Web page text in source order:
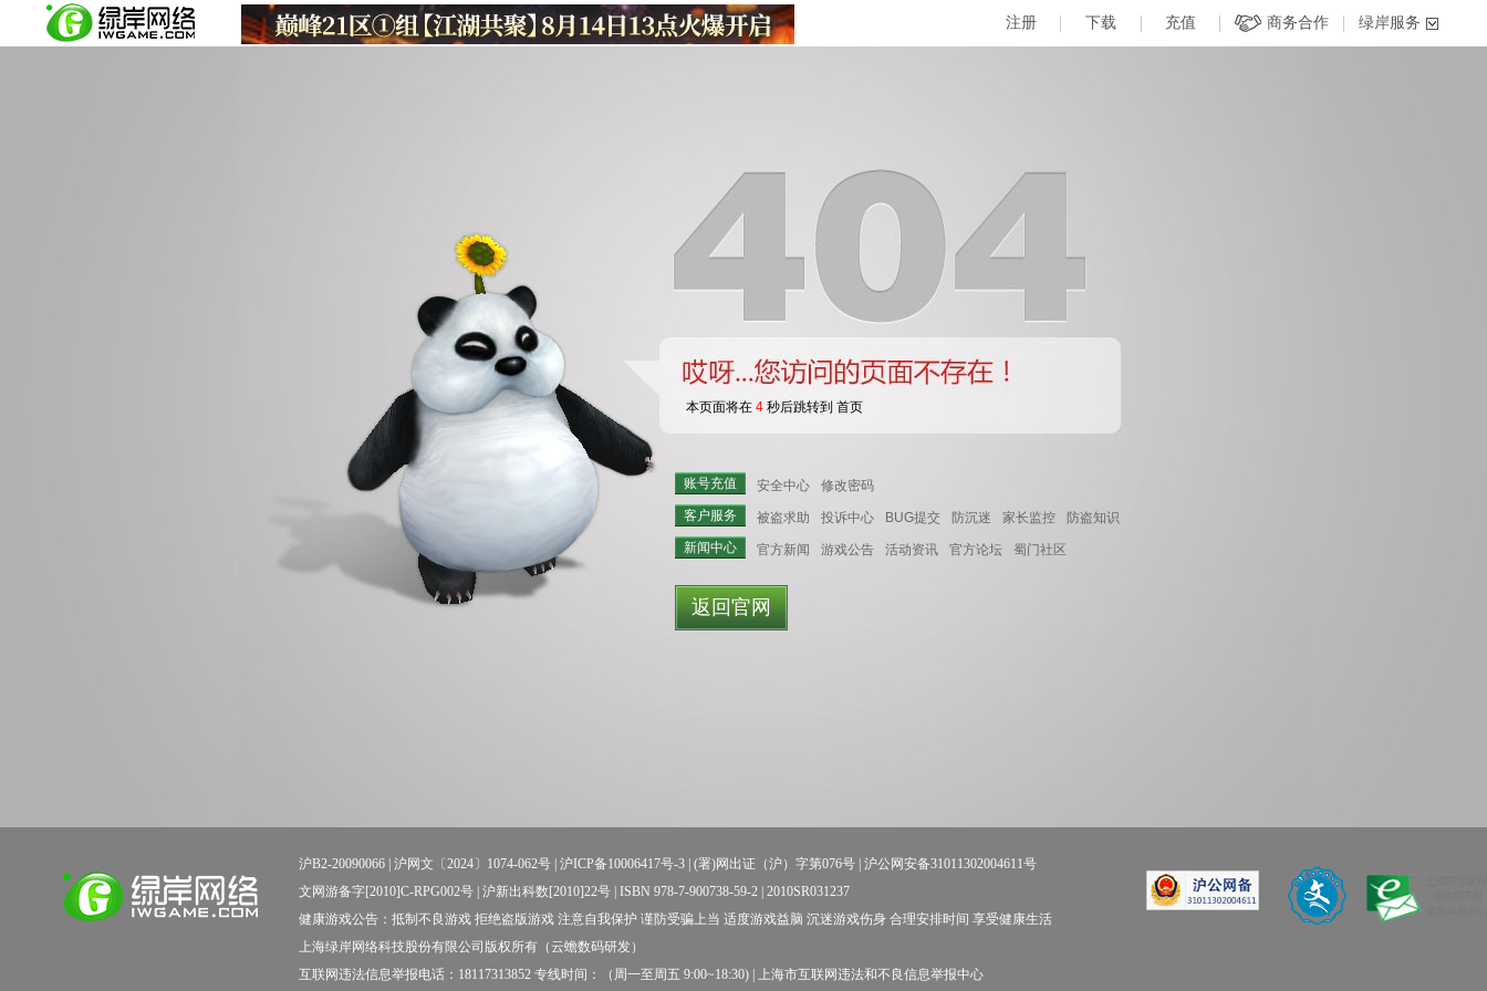
本页面将在 3 秒后跳转到 首页
账号充值 安全中心
修改密码
客户服务
被盗求助 投诉中心 BUG提交 防沉迷 家长监控
防盗知识
新闻中心
官方新闻 游戏公告 活动资讯 官方论坛 蜀门社区
返回官网
沪B2-20090066 | 沪网文〔2024〕1074-062号 沪ICP备10006417号-3 | (署)网出证（沪）字第076号 | 沪公网安备31011302004611号
文网游备字[2010]C-RPG002号 | 沪新出科数[2010]22号 | ISBN 978-7-900738-59-2 | 2010SR031237
健康游戏公告：抵制不良游戏 拒绝盗版游戏 注意自我保护 谨防受骗上当 适度游戏益脑 沉迷游戏伤身 合理安排时间 享受健康生活
上海绿岸网络科技股份有限公司版权所有（云蟾数码研发）
互联网违法信息举报电话：18117313852 专线时间：（周一至周五 9:00~18:30) | 上海市互联网违法和不良信息举报中心